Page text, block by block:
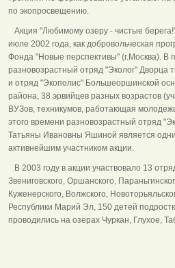
по экопросвещению.
Акция "Любимому озеру - чистые
июле 2002 года, как добровольческая
Фонда "Новые перспективы" (г.Москва). В
разновозрастный отряд "Эколог" Дворца
и отряд "Экополис" Большеоршинской
района, 38 эрвийцев разных возрастов
ВУЗов, техникумов, работающая
этого времени разновозрастный отряд
Татьяны Ивановны Яшиной является
активнейшим участником акции.
В 2003 году в акции участвовало 13
Звениговского, Оршанского,
Куженерского, Волжского,
Республики Марий Эл, 150 детей
проводились на озерах Чуркан, Глухое,